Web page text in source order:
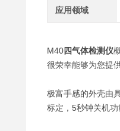
应用领域
M40四气体检测仪
很荣幸能够为您提
极富手感的外壳由
标定，5秒钟关机